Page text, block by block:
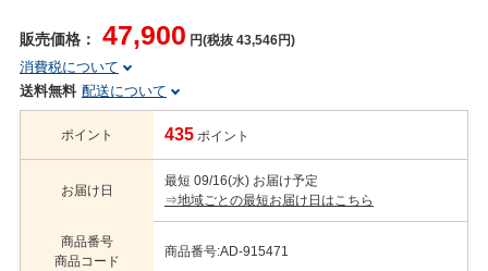
販売価格： 47,900 円(税抜 43,546円)
消費税について
送料無料 配送について
ポイント 435 ポイント
お届け日
最短 09/16(水) お届け予定
⇒地域ごとの最短お届け日はこちら
商品番号
商品コード
商品番号:AD-915471